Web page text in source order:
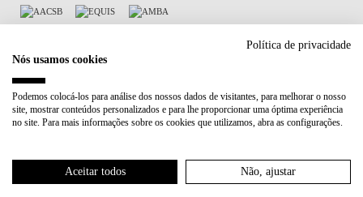
Participa em:
Plano de Recuperação e Resiliência (PRR)
Política de Privacidade
Política de privacidade
Nós usamos cookies
Podemos colocá-los para análise dos nossos dados de visitantes, para melhorar o nosso
site, mostrar conteúdos personalizados e para lhe proporcionar uma óptima experiência
no site. Para mais informações sobre os cookies que utilizamos, abra as configurações.
Aceitar todos Não, ajustar